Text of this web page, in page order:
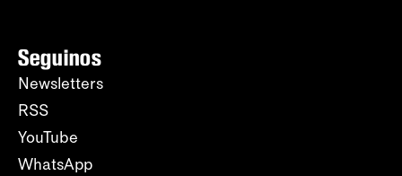
Seguinos
Newsletters
RSS
YouTube
WhatsApp